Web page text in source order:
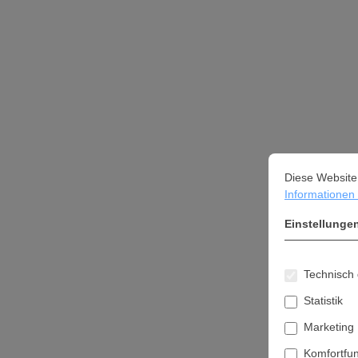
Cookie-
Diese Website
Diese
Informationen
Technisch
Statistik
Marketing